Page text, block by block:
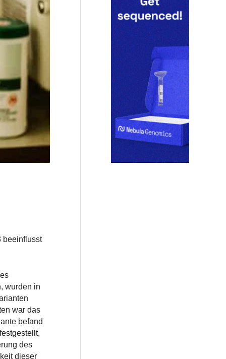
beeinflusst
wurden in
war das
befand
des
dieser